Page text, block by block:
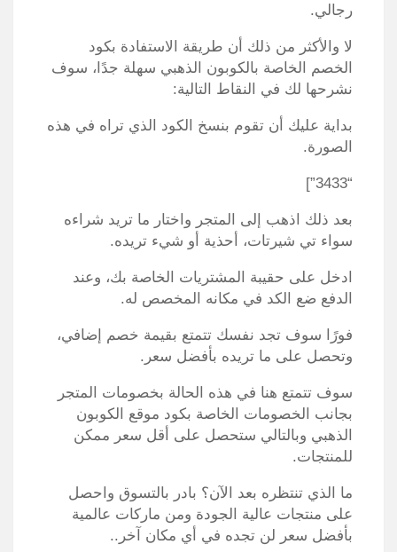
رجالي.
لا والأكثر من ذلك أن طريقة الاستفادة بكود
الخصم الخاصة بالكوبون الذهبي سهلة جدًا، سوف
نشرحها لك في النقاط التالية:
بداية عليك أن تقوم بنسخ الكود الذي تراه في هذه
الصورة.
“3433”]
بعد ذلك اذهب إلى المتجر واختار ما تريد شراءه
سواء تي شيرتات، أحذية أو شيء تريده.
ادخل على حقيبة المشتريات الخاصة بك، وعند
الدفع ضع الكد في مكانه المخصص له.
فورًا سوف تجد نفسك تتمتع بقيمة خصم إضافي،
وتحصل على ما تريده بأفضل سعر.
سوف تتمتع هنا في هذه الحالة بخصومات المتجر
بجانب الخصومات الخاصة بكود موقع الكوبون
الذهبي وبالتالي ستحصل على أقل سعر ممكن
للمنتجات.
ما الذي تنتظره بعد الآن؟ بادر بالتسوق واحصل
على منتجات عالية الجودة ومن ماركات عالمية
بأفضل سعر لن تجده في أي مكان آخر..